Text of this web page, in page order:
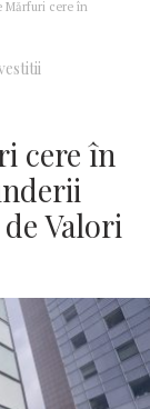
Mărfuri cere în
cere în
Valori